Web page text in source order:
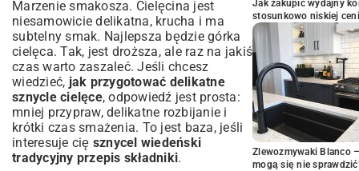
Marzenie smakosza. Cielęcina jest
niesamowicie delikatna, krucha i ma
subtelny smak. Najlepsza będzie górka
cielęca. Tak, jest droższa, ale raz na jakiś
czas warto zaszaleć. Jeśli chcesz
wiedzieć, jak przygotować delikatne
sznycle cielęce, odpowiedź jest prosta:
mniej przypraw, delikatne rozbijanie i
krótki czas smażenia. To jest baza, jeśli
interesuje cię sznycel wiedeński
tradycyjny przepis składniki.
Jak zakupić wydajny
stosunkowo niskiej
Zlewozmywaki Blanco
mogą się nie